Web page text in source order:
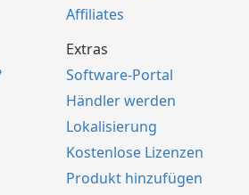
Affiliates
Extras
Software-Portal
Händler werden
Lokalisierung
Kostenlose Lizenzen
Produkt hinzufügen